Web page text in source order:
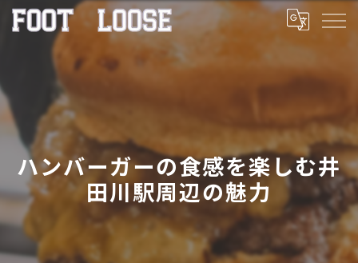
ハンバーガーの食感を楽しむ井
田川駅周辺の魅力